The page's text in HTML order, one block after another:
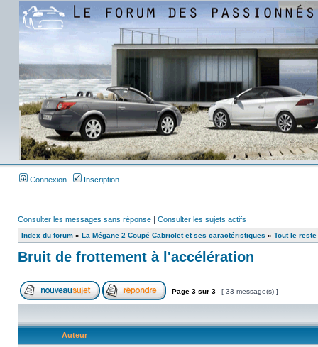
Connexion Inscription
Consulter les messages sans réponse | Consulter les sujets actifs
Index du forum » La Mégane 2 Coupé Cabriolet et ses caractéristiques » Tout le reste
Bruit de frottement à l'accélération
Page 3 sur 3 [ 33 message(s) ]
Auteur